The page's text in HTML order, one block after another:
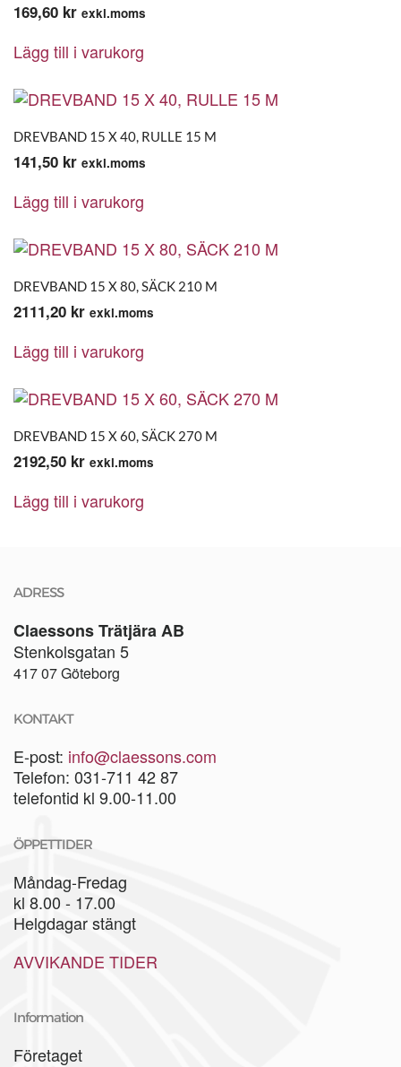
169,60 kr exkl.moms
Lägg till i varukorg
DREVBAND 15 X 40, RULLE 15 M
141,50 kr exkl.moms
Lägg till i varukorg
DREVBAND 15 X 80, SÄCK 210 M
2111,20 kr exkl.moms
Lägg till i varukorg
DREVBAND 15 X 60, SÄCK 270 M
2192,50 kr exkl.moms
Lägg till i varukorg
ADRESS
Claessons Trätjära AB
Stenkolsgatan 5
417 07 Göteborg
KONTAKT
E-post: info@claessons.com
Telefon: 031-711 42 87
telefontid kl 9.00-11.00
ÖPPETTIDER
Måndag-Fredag
kl 8.00 - 17.00
Helgdagar stängt
AVVIKANDE TIDER
Information
Företaget